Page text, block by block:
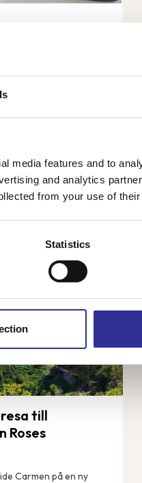
media features and to
and analytics
from your use of
Statistics
tillsammans med
Vårt 4...
till
Roses
Carmen på en ny